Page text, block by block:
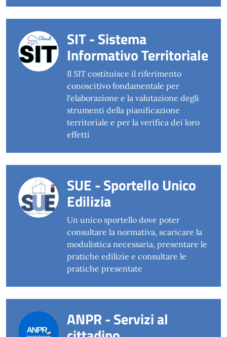
SIT - Sistema
Informativo Territoriale
Il SIT costituisce il riferimento
conoscitivo fondamentale per
l'elaborazione e la valutazione degli
strumenti della pianificazione
territoriale e per la verifica dei loro
effetti
SUE - Sportello Unico
Edilizia
Un unico sportello dove poter
consultare la normativa, scaricare la
modulistica necessaria, presentare le
pratiche edilizie e consultare le
pratiche presentate
ANPR - Servizi al